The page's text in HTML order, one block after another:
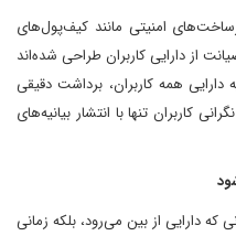
امنیتی مانند کیف‌پول‌های
از دارایی کاربران طراحی شده‌اند
همه کاربران، برداشت دقیقی
کاربران تنها با انتشار بیانیه‌های
که دارایی از بین می‌رود، بلکه زمانی